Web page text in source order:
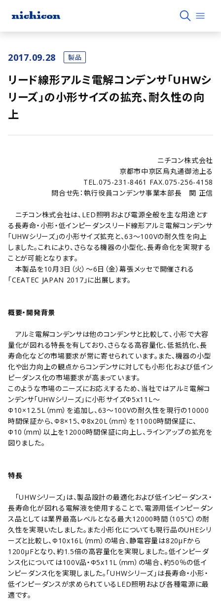
2017.09.28 製品
リード線形アルミ電解コンデンサ｢UHWシ
リーズ｣の小形サイズの拡充、耐久性の向
上
ニチコン株式会社
京都市中京区烏丸通御池上る
TEL.075-231-8461 FAX.075-256-4158
問合せ先：執行役員コンデンサ事業本部長 関 正信
ニチコン株式会社は、LED照明および電源全般を主な用途とす
る長寿命・小形・低インピーダンスリード線形アルミ電解コンデンサ
「UHWシリーズ」の小形サイズ拡充と、63～100Vの耐久性を向上
しました。これにより、さらなる機器の小型化、長寿命化を実現する
ことが可能となります。
本製品を10月3日（火）～6日（金）幕張メッセで開催される
「CEATEC JAPAN 2017」に出展します。
概要・開発背景
アルミ電解コンデンサは他のコンデンサと比較して、小形で大容
量化が図れる特長を有しており、さらなる高容量化、低抵抗化、長
寿命化などの市場要求が常に寄せられています。また、機器の小型
化や出力向上の観点からコンデンサに対しても小形化および低イン
ピーダンス化の市場要求が高まっています。
このような市場のニーズにお応えするため、当社ではアルミ電解コ
ンデンサ「UHWシリーズ」に小形サイズΦ5x11L～
Φ10×12.5L（mm）を追加し、63～100Vの耐久性を現行の10000
時間保証から、Φ8×15、Φ8x20L（mm）を11000時間保証に、
Φ10（mm）以上を12000時間保証に向上し、ラインアップの拡充を
図りました。
特長
「UHWシリーズ」は、製品設計の最適化および低インピーダンス・
長寿命化が図れる電解液を使用することで、電源用低インピーダン
ス品としては業界最高レベルとなる最大12000時間（105℃）の耐
久性を実現いたしました。また小形化についても現行品のUHEシリ
ーズと比較し、Φ10x16L（mm）の場合、静電容量は820μFから
1200μFとなり、約1.5倍の高容量化を実現しました。低インピーダ
ンス化については100V品・Φ5x11L（mm）の場合、約50％の低イ
ンピーダンス化を実現しました。「UHWシリーズ」は長寿命・小形・
低インピーダンスが求められているLED照明および各種電源に最
適です。